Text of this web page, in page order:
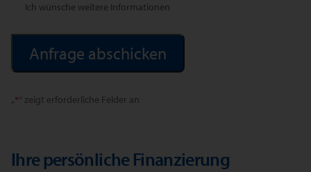
„*“ zeigt erforderliche Felder an
Ich wünsche weitere Informationen
Ihre persönliche Finanzierung